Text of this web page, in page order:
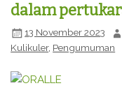
dalam
13 November 2023
Kulikuler, Pengumuman